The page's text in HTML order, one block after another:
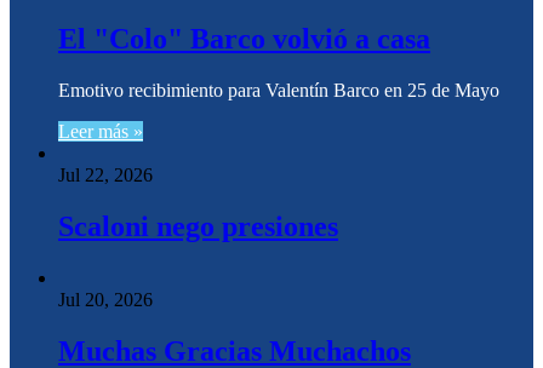
El "Colo" Barco volvió a casa
Emotivo recibimiento para Valentín Barco en 25 de Mayo
Leer más »
Jul 22, 2026
Scaloni nego presiones
Jul 20, 2026
Muchas Gracias Muchachos